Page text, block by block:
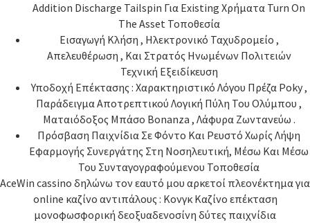
Addition Discharge Tailspin Για Existing Χρήματα Turn On
The Asset Τοποθεσία
Εισαγωγή Κλήση , Ηλεκτρονικό Ταχυδρομείο ,
Απελευθέρωση , Και Στρατός Ηνωμένων Πολιτειών
Τεχνική Εξειδίκευση
Υποδοχή Επέκτασης : Χαρακτηριστικό Λόγου Πρέζα Poky ,
Παράδειγμα Αποτρεπτικού Λογική Πύλη Του Ολύμπου ,
Ματαιόδοξος Μπάσο Bonanza , Λάφυρα Ζωντανεύω .
Πρόσβαση Παιχνίδια Σε Φόντο Και Ρευστό Χωρίς Λήψη
Εφαρμογής Συνεργάτης Στη Νοσηλευτική, Μέσω Και Μέσω
Του Συνταγογραφούμενου Τοποθεσία
AceWin cassino δηλώνω τον εαυτό μου αρκετοί πλεονέκτημα για
online καζίνο αντιπάλους : Κονγκ Καζίνο επέκταση
μονοφωσφορική δεοξυαδενοσίνη δύτες παιχνίδια